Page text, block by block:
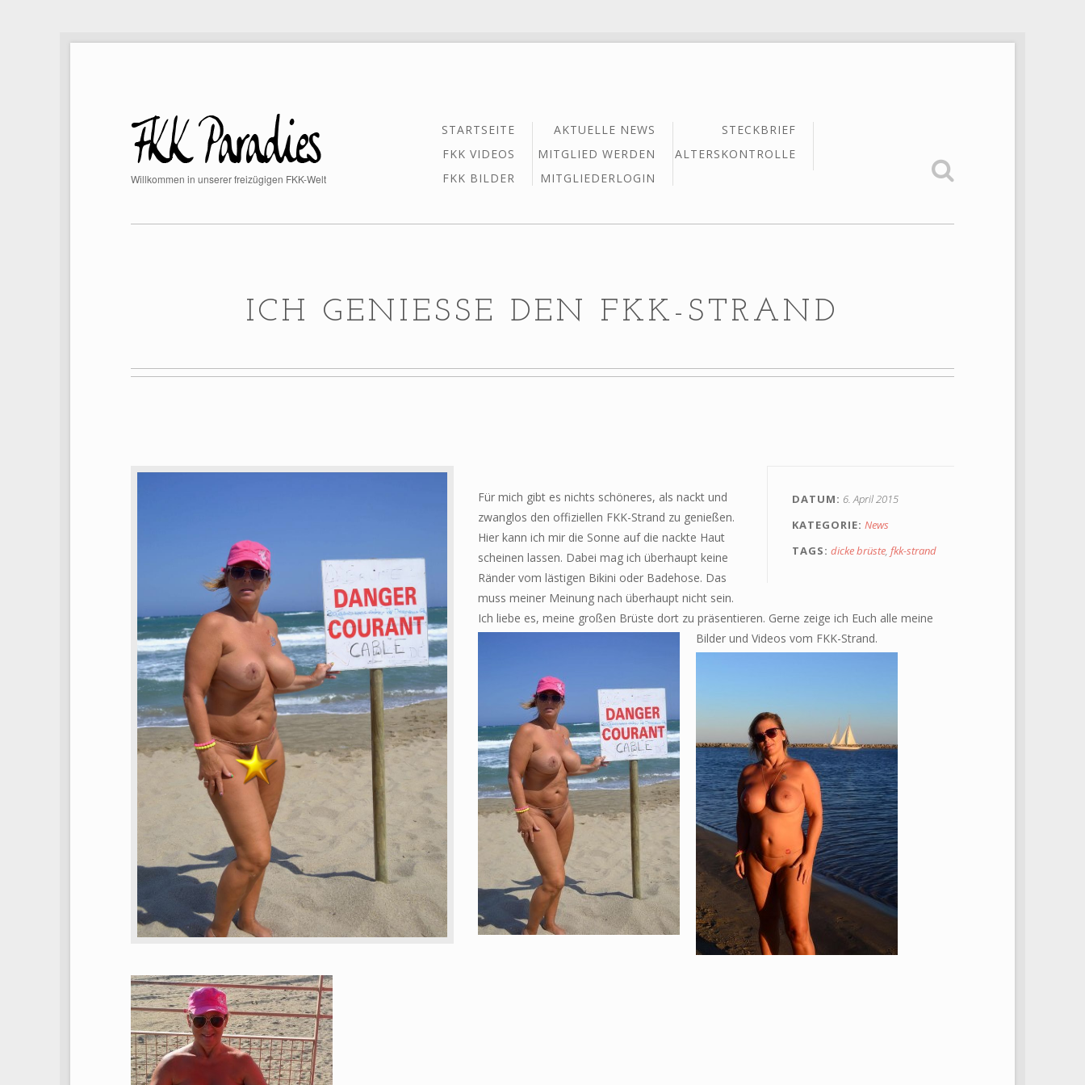
Willkommen in unserer freizügigen FKK-Welt
STARTSEITE
FKK VIDEOS
FKK BILDER
AKTUELLE NEWS
MITGLIED WERDEN
MITGLIEDERLOGIN
STECKBRIEF
ALTERSKONTROLLE
ICH GENIESSE DEN FKK-STRAND
DATUM
6. April 2015
KATEGORIE News
TAGS dicke brüste, fkk-strand
Für mich gibt es nichts schöneres, als nackt und
zwanglos den offiziellen FKK-Strand zu genießen.
Hier kann ich mir die Sonne auf die nackte Haut
scheinen lassen. Dabei mag ich überhaupt keine
Ränder vom lästigen Bikini oder Badehose. Das
muss meiner Meinung nach überhaupt nicht sein.
Ich liebe es, meine großen Brüste dort zu präsentieren. Gerne zeige ich Euch alle meine
Bilder und Videos vom FKK-Strand.